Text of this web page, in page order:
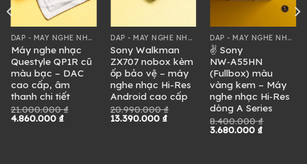
DAP - MÁY NGHE NHẠC
Máy nghe nhạc
Questyle QP1R cũ
màu bạc – DAC
cao cấp, âm
thanh chi tiết
21.000.000₫
Giá
4.860.000 ₫Giá
DAP - MÁY NGHE NHẠC
Sony Walkman
ZX707 nobox kèm
ốp bảo vệ – máy
nghe nhạc Hi-Res
Android cao cấp
20.990.000₫
Giá
13.390.000₫Giá
DAP - MÁY NGHE NHẠC
✌ Sony
NW‑A55HN
(Fullbox) màu
vàng kem – Máy
nghe nhạc Hi‑Res
dòng A Series
8.400.000₫
Giá
3.680.000₫Giá